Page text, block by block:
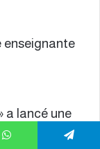
enseignante
a lancé une